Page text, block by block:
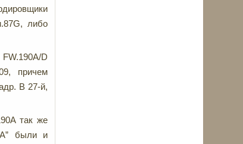
либо
D
причем
В 27-й,
так же
были и